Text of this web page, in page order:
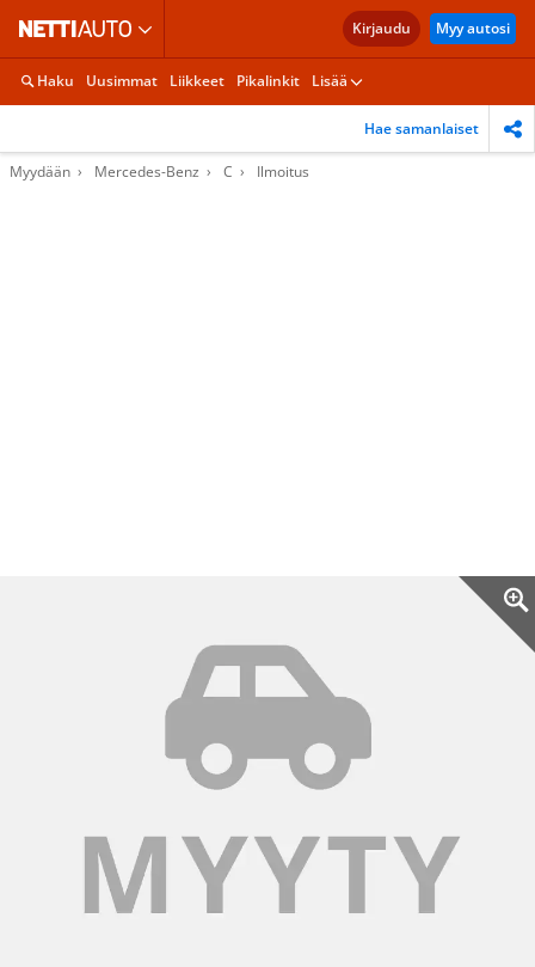
Kirjaudu Myy autosi
Haku Uusimmat Liikkeet Pikalinkit Lisää
Hae samanlaiset
Myydään Mercedes-Benz C Ilmoitus